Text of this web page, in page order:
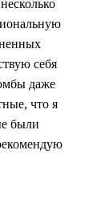
себя
даже
что я
были